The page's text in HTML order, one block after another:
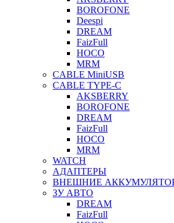
BOROFONE
Deespi
DREAM
FaizFull
HOCO
MRM
CABLE MiniUSB
CABLE TYPE-C
AKSBERRY
BOROFONE
DREAM
FaizFull
HOCO
MRM
WATCH
АДАПТЕРЫ
ВНЕШНИЕ
ЗУ АВТО
DREAM
FaizFull